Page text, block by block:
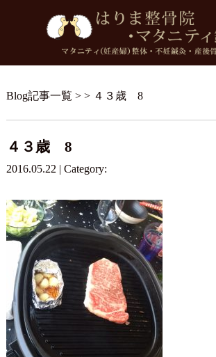
Blog記事一覧 > > ４３歳 8
４３歳 8
2016.05.22 | Category: